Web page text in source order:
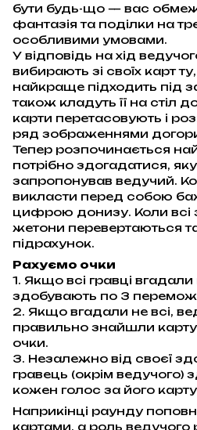
бути будь-що — вас
фантазія та поділки на
особливими умовами.
У відповідь на хід
вибирають зі своїх карт
найкраще підходить під
також кладуть її на стіл
карти перетасовують і
ряд зображеннями
Тепер розпочинається
потрібно здогадатися,
запропонував ведучий.
викласти перед собою
цифрою донизу. Коли всі
жетони перевертаються
підрахунок.
Рахуємо очки
1. Якщо всі гравці
здобувають по 3
2. Якщо вгадали не всі,
правильно знайшли
очки.
3. Незалежно від своєї
гравець (окрім ведучого)
кожен голос за його
Наприкінці раунду
картами, а роль ведучого